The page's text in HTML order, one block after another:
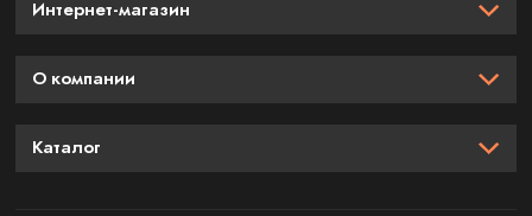
Интернет-магазин
О компании
Каталог